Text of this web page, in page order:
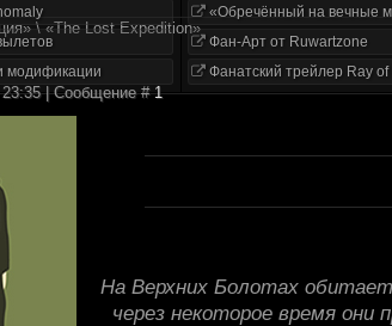
модификации
«Обречённый на вечные
Фан-Арт от Ruwartzone
Фанатский трейлер Ray of
\ «The Lost Expedition»
23:35 | Сообщение #1
На Верхних Болотах
через некоторое время они